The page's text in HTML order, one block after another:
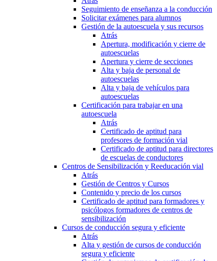
Seguimiento de enseñanza a la conducción
Solicitar exámenes para alumnos
Gestión de la autoescuela y sus recursos
Atrás
Apertura, modificación y cierre de
autoescuelas
Apertura y cierre de secciones
Alta y baja de personal de
autoescuelas
Alta y baja de vehículos para
autoescuelas
Certificación para trabajar en una
autoescuela
Atrás
Certificado de aptitud para
profesores de formación vial
Certificado de aptitud para directores
de escuelas de conductores
Centros de Sensibilización y Reeducación vial
Atrás
Gestión de Centros y Cursos
Contenido y precio de los cursos
Certificado de aptitud para formadores y
psicólogos formadores de centros de
sensibilización
Cursos de conducción segura y eficiente
Atrás
Alta y gestión de cursos de conducción
segura y eficiente